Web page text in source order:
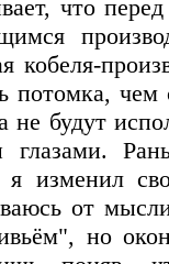
что
кобеля-
потомка, чем
не будут
глазами.
я изменил
от
но